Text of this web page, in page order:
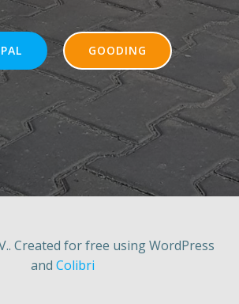
GOODING
Created for free using WordPress
and Colibri